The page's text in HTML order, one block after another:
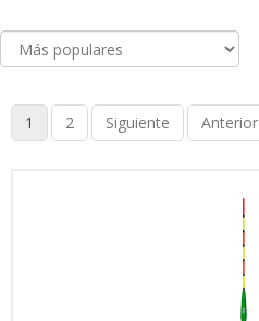
1 2 Siguiente Anterior